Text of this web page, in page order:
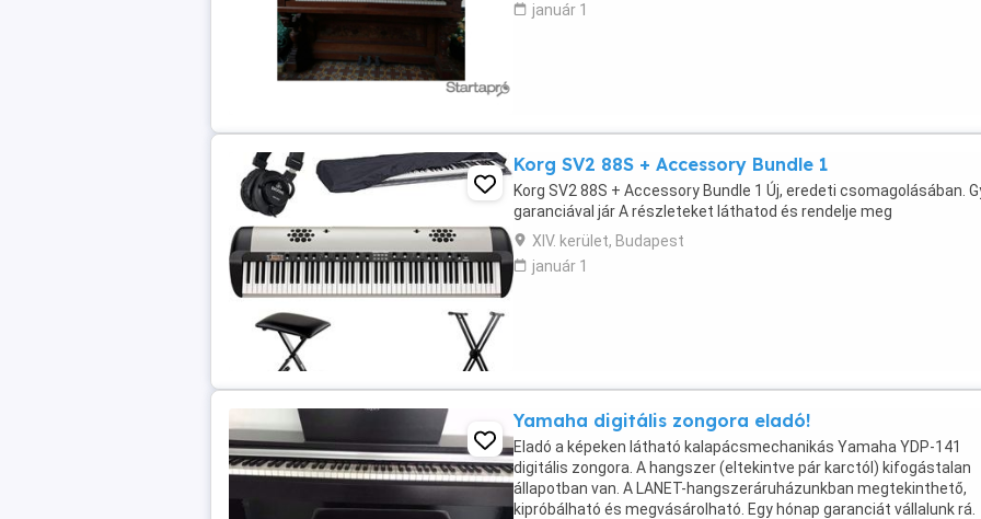
január 1
Korg SV2 88S + Accessory Bundle 1
Korg SV2 88S + Accessory Bundle 1 Új, eredeti csomagolásában.
garanciával jár A részleteket láthatod és rendelje meg
XIV. kerület, Budapest
január 1
Yamaha digitális zongora eladó!
Eladó a képeken látható kalapácsmechanikás Yamaha YDP-141
digitális zongora. A hangszer (eltekintve pár karctól) kifogástalan
állapotban van. A LANET-hangszeráruházunkban megtekinthető,
kipróbálható és megvásárolható. Egy hónap garanciát vállalunk rá.